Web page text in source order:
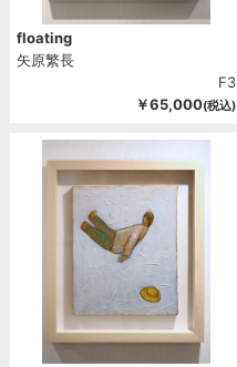
floating
矢原繁長
F3
￥65,000(税込)